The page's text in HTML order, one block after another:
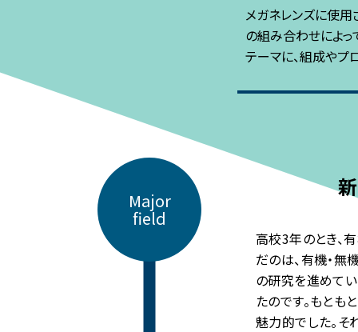
メガネレンズに使用
の組み合わせによ
テーマに、組成やプ
Major
field
高校3年のとき、
だのは、有機・無
の研究を進めてい
たのです。もと
魅力的でした。そ